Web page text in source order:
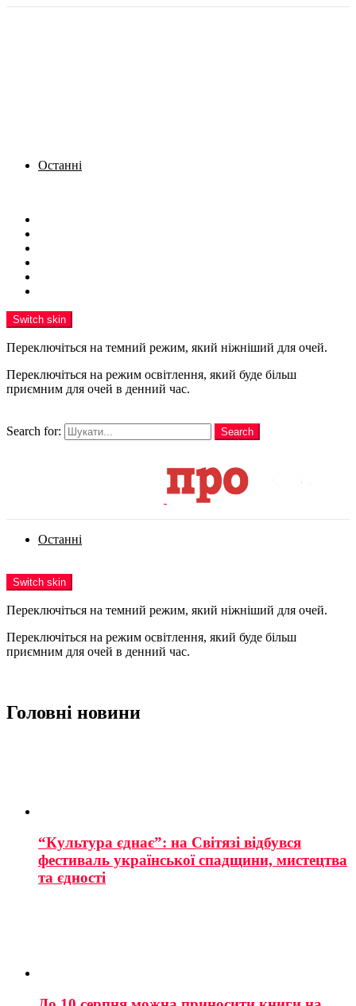
Останні
Switch skin
Переключіться на темний режим, який ніжніший для очей.
Переключіться на режим освітлення, який буде більш
приємним для очей в денний час.
Search for:
Search
Останні
Switch skin
Переключіться на темний режим, який ніжніший для очей.
Переключіться на режим освітлення, який буде більш
приємним для очей в денний час.
Головні новини
“Культура єднає”: на Світязі відбувся
фестиваль української спадщини, мистецтва
та єдності